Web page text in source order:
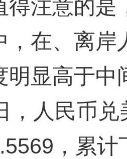
意的是
，在、离岸
明显高于中
，人民币
，累